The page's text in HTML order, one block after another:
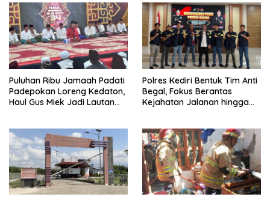
Puluhan Ribu Jamaah Padati
Padepokan Loreng Kedaton,
Haul Gus Miek Jadi Lautan
Polres Kediri Bentuk Tim Anti
Begal, Fokus Berantas
Kejahatan Jalanan hingga